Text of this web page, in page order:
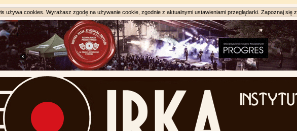
używa cookies. Wyrażasz zgodę na używanie cookie, zgodnie z aktualnymi ustawieniami przeglądarki. Zapoznaj się z